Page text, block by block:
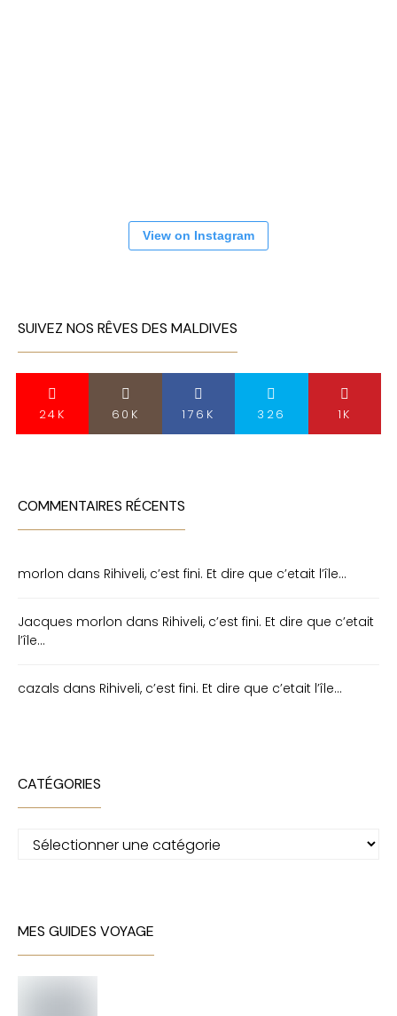
View on Instagram
SUIVEZ NOS RÊVES DES MALDIVES
24K 60K 176K 326 1K
COMMENTAIRES RÉCENTS
morlon dans Rihiveli, c’est fini. Et dire que c’etait l’île…
Jacques morlon dans Rihiveli, c’est fini. Et dire que c’etait
l’île…
cazals dans Rihiveli, c’est fini. Et dire que c’etait l’île…
CATÉGORIES
Catégories
MES GUIDES VOYAGE